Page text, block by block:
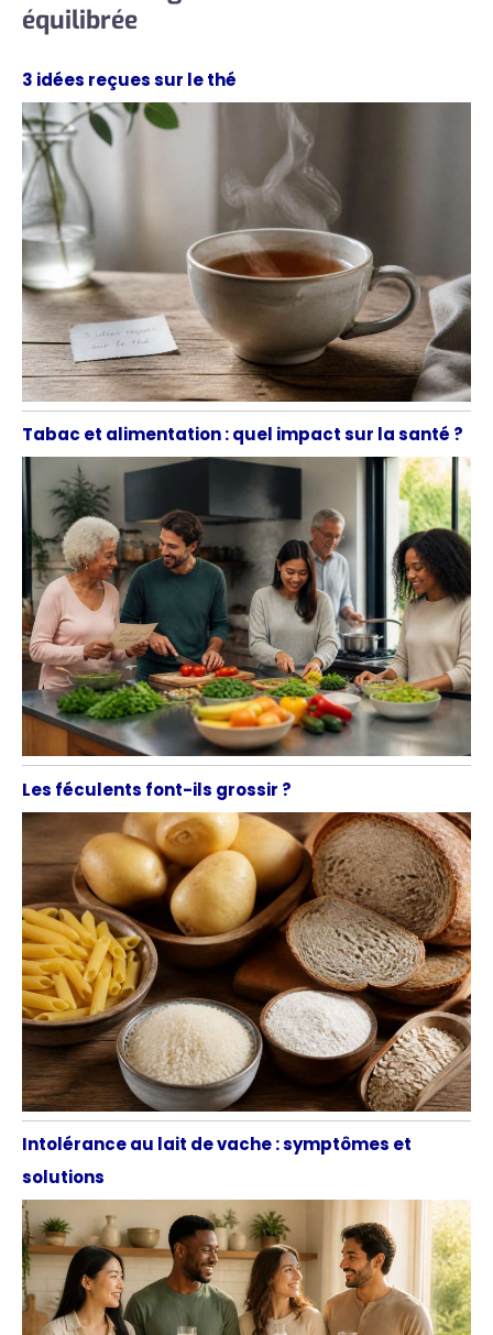
équilibrée
3 idées reçues sur le thé
Tabac et alimentation : quel impact sur la santé ?
Les féculents font-ils grossir ?
Intolérance au lait de vache : symptômes et
solutions